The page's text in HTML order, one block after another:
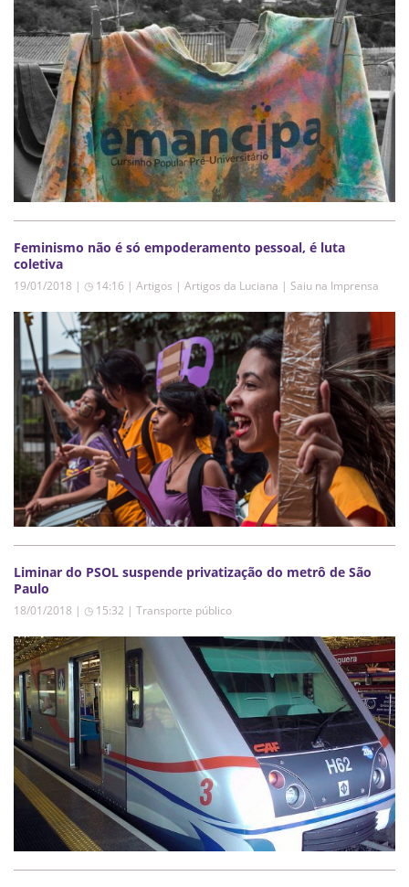
Feminismo não é só empoderamento pessoal, é luta
coletiva
19/01/2018 | ◷ 14:16 | Artigos | Artigos da Luciana | Saiu na Imprensa
Liminar do PSOL suspende privatização do metrô de São
Paulo
18/01/2018 | ◷ 15:32 | Transporte público